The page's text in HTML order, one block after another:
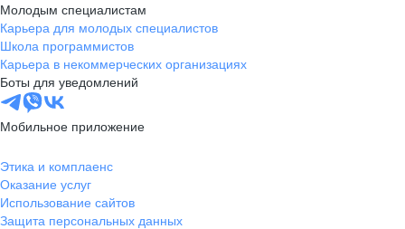
Молодым специалистам
Карьера для молодых специалистов
Школа программистов
Карьера в некоммерческих организациях
Боты для уведомлений
Мобильное приложение
Этика и комплаенс
Оказание услуг
Использование сайтов
Защита персональных данных